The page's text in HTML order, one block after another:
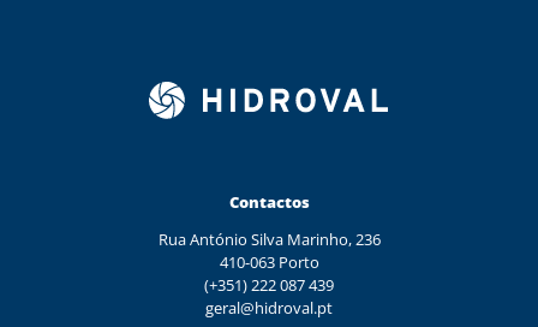
Contactos
Rua António Silva Marinho, 236
410-063 Porto
(+351) 222 087 439
geral@hidroval.pt